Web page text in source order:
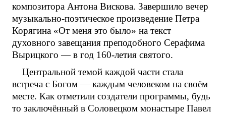
композитора Антона Вискова. Завершило вечер
музыкально-поэтическое произведение Петра
Корягина «От меня это было» на текст
духовного завещания преподобного Серафима
Вырицкого — в год 160-летия святого.
Центральной темой каждой части стала
встреча с Богом — каждым человеком на своём
месте. Как отметили создатели программы, будь
то заключённый в Соловецком монастыре Павел